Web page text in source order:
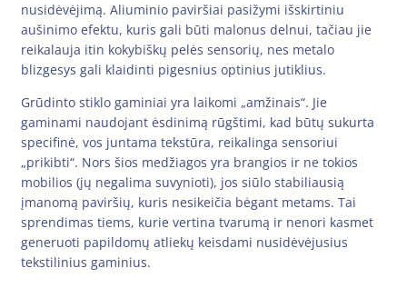
nusidėvėjimą. Aliuminio paviršiai pasižymi išskirtiniu
aušinimo efektu, kuris gali būti malonus delnui, tačiau jie
reikalauja itin kokybiškų pelės sensorių, nes metalo
blizgesys gali klaidinti pigesnius optinius jutiklius.
Grūdinto stiklo gaminiai yra laikomi „amžinais“. Jie
gaminami naudojant ėsdinimą rūgštimi, kad būtų sukurta
specifinė, vos juntama tekstūra, reikalinga sensoriui
„prikibti“. Nors šios medžiagos yra brangios ir ne tokios
mobilios (jų negalima suvynioti), jos siūlo stabiliausią
įmanomą paviršių, kuris nesikeičia bėgant metams. Tai
sprendimas tiems, kurie vertina tvarumą ir nenori kasmet
generuoti papildomų atliekų keisdami nusidėvėjusius
tekstilinius gaminius.